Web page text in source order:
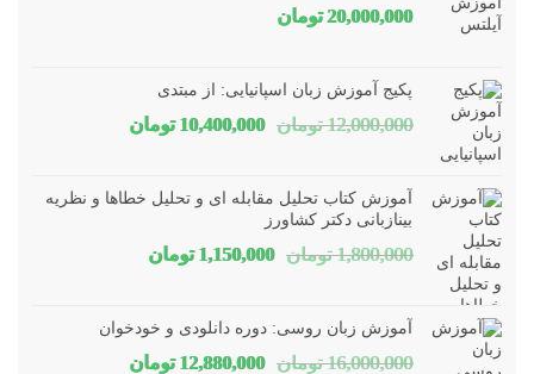
20,000,000 تومان
پکیج آموزش زبان اسپانیایی: از مبتدی
12,000,000 تومان قیمت
بود.
10,400,000 تومانقیمت
است.
آموزش کتاب تحلیل مقابله ای و تحلیل خطاها و نظریه
بینازبانی دکتر کشاورز
1,800,000 تومان قیمت
بود.
1,150,000 تومانقیمت
است.
آموزش زبان روسی: دوره دانلودی و خودخوان
16,000,000 تومان قیمت
12,880,000 تومانقیمت